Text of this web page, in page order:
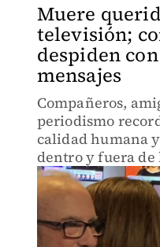
Muere
televisión;
despiden
mensajes
Compañeros,
periodismo
calidad humana
dentro y fuera de